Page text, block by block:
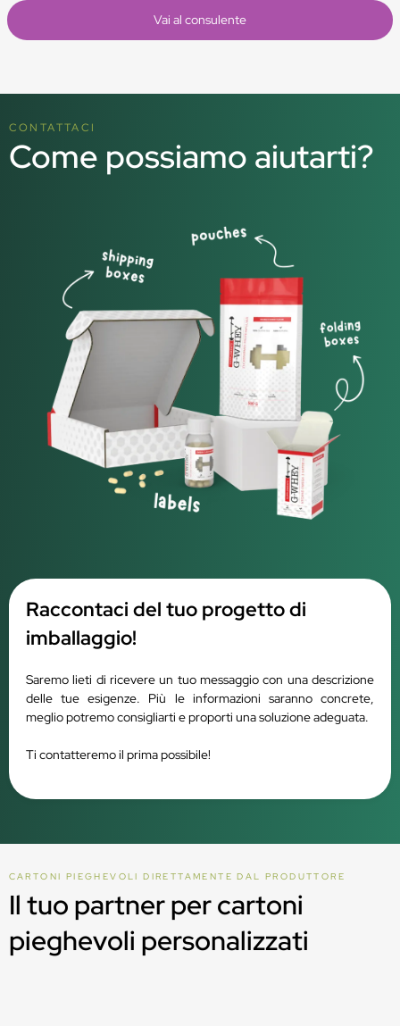
Vai al consulente
CONTATTACI
Come possiamo aiutarti?
Raccontaci del tuo progetto di
imballaggio!
Saremo lieti di ricevere un tuo messaggio con una descrizione
delle tue esigenze. Più le informazioni saranno concrete,
meglio potremo consigliarti e proporti una soluzione adeguata.
Ti contatteremo il prima possibile!
CARTONI PIEGHEVOLI DIRETTAMENTE DAL PRODUTTORE
Il tuo partner per cartoni
pieghevoli personalizzati